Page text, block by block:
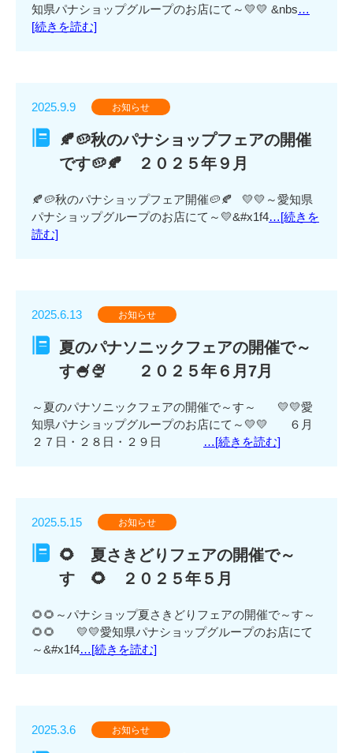
知県パナショップグループのお店にて～💛💛 &nbs…
[続きを読む]
2025.9.9 お知らせ
🍂🥔秋のパナショップフェアの開催
です🥔🍂 ２０２５年９月
🍂🥔秋のパナショップフェア開催🥔🍂 💛💛～愛知県
パナショップグループのお店にて～💛&#x1f4…[続きを
読む]
2025.6.13 お知らせ
夏のパナソニックフェアの開催で～
す🍧🍨 ２０２５年６月7月
～夏のパナソニックフェアの開催で～す～ 💛💛愛
知県パナショップグループのお店にて～💛💛 ６月
２７日・２８日・２９日
…[続きを読む]
2025.5.15 お知らせ
🌻 夏さきどりフェアの開催で～
す 🌻 ２０２５年５月
🌻🌻～パナショップ夏さきどりフェアの開催で～す～
🌻🌻 💛💛愛知県パナショップグループのお店にて
～&#x1f4…[続きを読む]
2025.3.6 お知らせ